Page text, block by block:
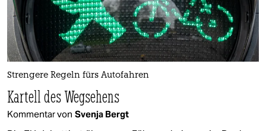
Strengere Regeln fürs Autofahren
Kartell des Wegsehens
Kommentar von Svenja Bergt